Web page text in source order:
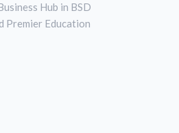
Hub in BSD
Premier Education